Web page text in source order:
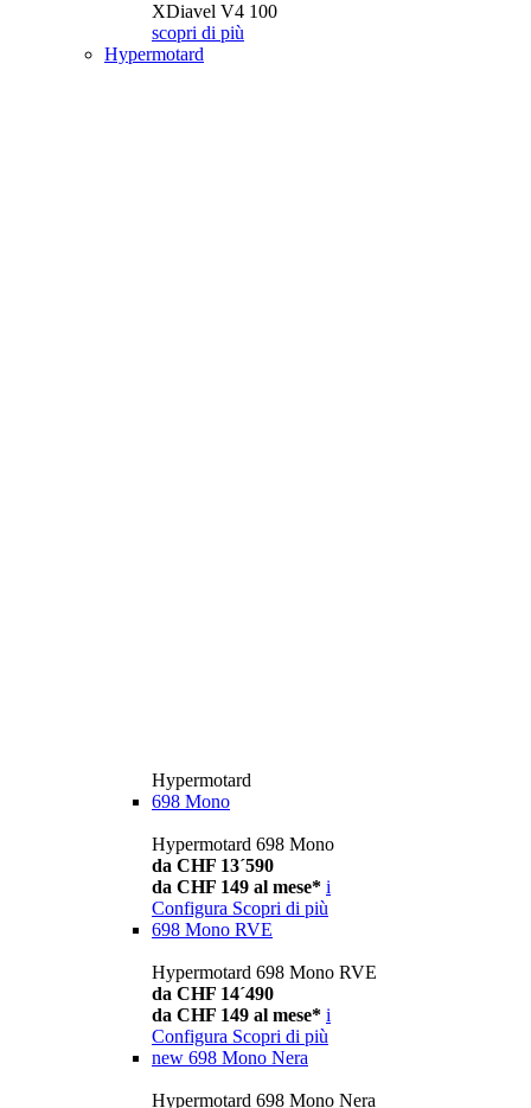
XDiavel V4 100
scopri di più
Hypermotard
Hypermotard
698 Mono
Hypermotard 698 Mono
da CHF 13´590
da CHF 149 al mese* i
Configura Scopri di più
698 Mono RVE
Hypermotard 698 Mono RVE
da CHF 14´490
da CHF 149 al mese* i
Configura Scopri di più
new 698 Mono Nera
Hypermotard 698 Mono Nera